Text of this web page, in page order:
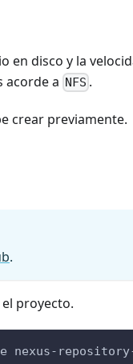
en disco y la
acorde a NFS .
crear previamente.
.
proyecto.
nexus-repository-